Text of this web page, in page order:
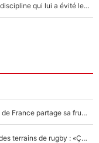
F1 - Lewis Hamilton victime de harcèlement, la discipline qui lui a évité le pire : «J'aurais probablement mal tourné»
Mis de côté par Fabien Galthié, un joueur du XV de France partage sa frustration : «ils ne me l’ont pas dit tout de suite»
La raison d'être de Matthieu Jalibert en dehors des terrains de rugby : «Ça m'atteint autant que si tu touches à un membre de ma famille»